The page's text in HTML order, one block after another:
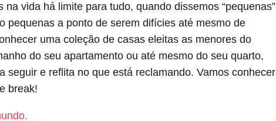
vida há limite para tudo, quando dissemos “pequenas”
pequenas a ponto de serem difícies até mesmo de
uma coleção de casas eleitas as menores do
do seu apartamento ou até mesmo do seu quarto,
seguir e reflita no que está reclamando. Vamos conhecer
break!